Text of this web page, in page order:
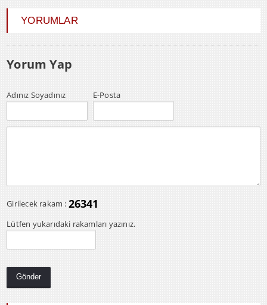
YORUMLAR
Yorum Yap
Adınız Soyadınız E-Posta
Girilecek rakam : 26341
Lütfen yukarıdaki rakamları yazınız.